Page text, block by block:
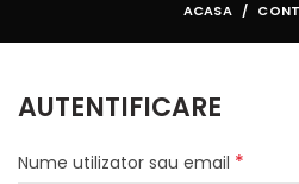
ACASA
AUTENTIFICARE
Nume utilizator sau email *